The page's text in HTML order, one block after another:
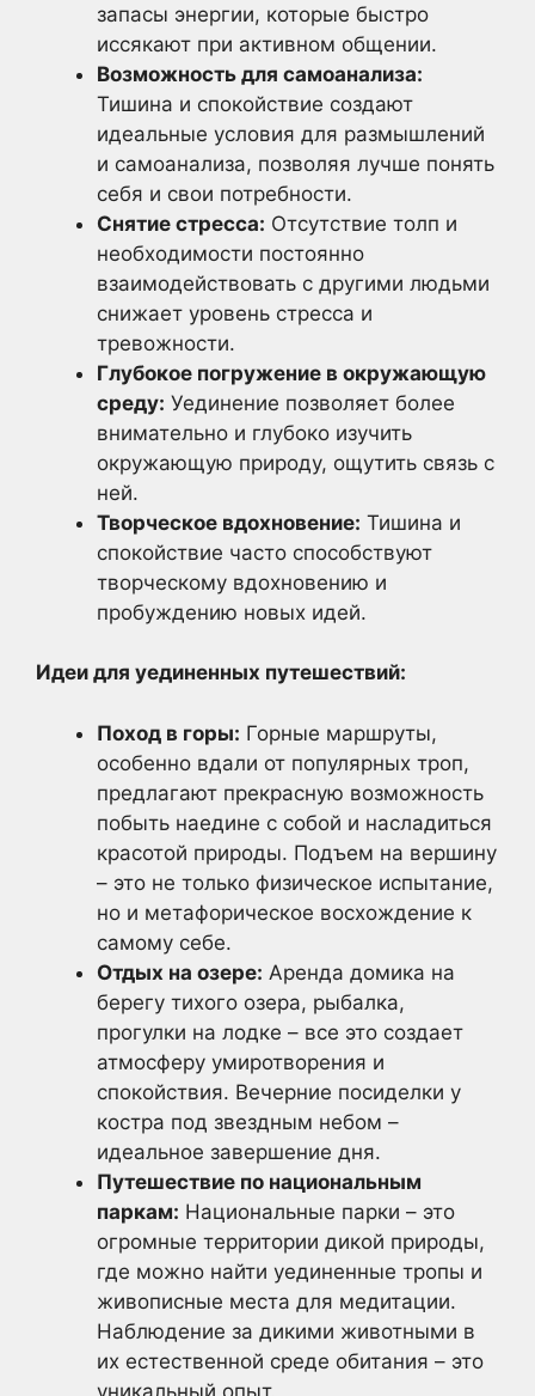
запасы энергии, которые быстро
иссякают при активном общении.
Возможность для самоанализа:
Тишина и спокойствие создают
идеальные условия для размышлений
и самоанализа, позволяя лучше понять
себя и свои потребности.
Снятие стресса: Отсутствие толп и
необходимости постоянно
взаимодействовать с другими людьми
снижает уровень стресса и
тревожности.
Глубокое погружение в окружающую
среду: Уединение позволяет более
внимательно и глубоко изучить
окружающую природу, ощутить связь с
ней.
Творческое вдохновение: Тишина и
спокойствие часто способствуют
творческому вдохновению и
пробуждению новых идей.
Идеи для уединенных путешествий:
Поход в горы: Горные маршруты,
особенно вдали от популярных троп,
предлагают прекрасную возможность
побыть наедине с собой и насладиться
красотой природы. Подъем на вершину
– это не только физическое испытание,
но и метафорическое восхождение к
самому себе.
Отдых на озере: Аренда домика на
берегу тихого озера, рыбалка,
прогулки на лодке – все это создает
атмосферу умиротворения и
спокойствия. Вечерние посиделки у
костра под звездным небом –
идеальное завершение дня.
Путешествие по национальным
паркам: Национальные парки – это
огромные территории дикой природы,
где можно найти уединенные тропы и
живописные места для медитации.
Наблюдение за дикими животными в
их естественной среде обитания – это
уникальный опыт.